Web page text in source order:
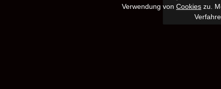
Verwendung von Cookies zu.